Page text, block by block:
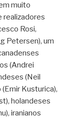
muito
realizadores
Rosi,
Petersen), um
(Andrei
(Neil
(Emir Kusturica),
holandeses
iranianos